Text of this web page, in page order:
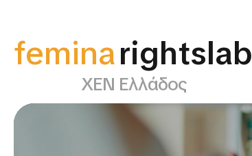
feminarightslab
ΧΕΝ Ελλάδος